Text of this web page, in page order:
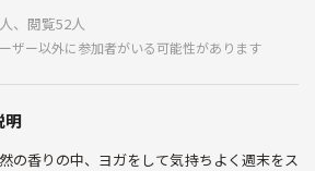
、閲覧52人
ザー以外に参加者がいる可能性があります
明
の香りの中、ヨガをして気持ちよく週末をス